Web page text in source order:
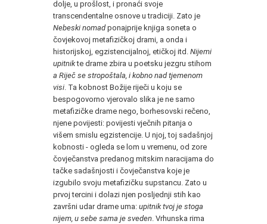
dolje, u prošlost, i pronaći svoje
transcendentalne osnove u tradiciji. Zato je
Nebeski nomadponajprije knjiga soneta o
čovjekovoj metafizičkoj drami, a onda i
historijskoj, egzistencijalnoj, etičkoj itd. Nijemi
upitnikte drame zbira u poetsku jezgru stihom
a Riječ se stropoštala, i kobno nad tjemenom
visi . Ta kobnost Božije riječi u koju se
bespogovorno vjerovalo slika je ne samo
metafizičke drame nego, borhesovski rečeno,
njene povijesti: povijesti vječnih pitanja o
višem smislu egzistencije. U njoj, toj sadašnjoj
kobnosti - ogleda se lom u vremenu, od zore
čovječanstva predanog mitskim naracijama do
tačke sadašnjosti i čovječanstva koje je
izgubilo svoju metafizičku supstancu. Zato u
prvoj tercini i dolazi njen posljednji stih kao
završni udar drame uma: upitnik tvoj je stoga
nijem, u sebe sama je sveden . Vrhunska rima